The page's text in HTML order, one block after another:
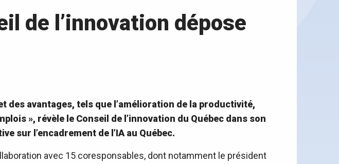
de l’innovation dépose
des avantages, tels que l’amélioration de la productivité,
», révèle le Conseil de l’innovation du Québec dans son
sur l’encadrement de l’IA au Québec.
avec 15 coresponsables, dont notamment le président